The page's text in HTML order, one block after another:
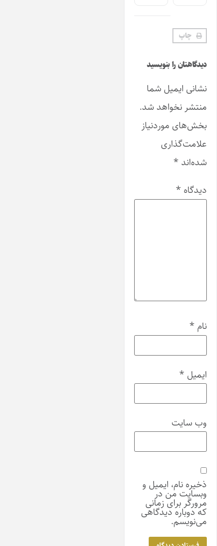
چاپ
دیدگاهتان را بنویسید
نشانی ایمیل شما
منتشر نخواهد شد.
بخش‌های موردنیاز
علامت‌گذاری
شده‌اند *
دیدگاه *
نام *
ایمیل *
وب‌ سایت
ذخیره نام، ایمیل و
وبسایت من در
مرورگر برای زمانی
که دوباره دیدگاهی
می‌نویسم.